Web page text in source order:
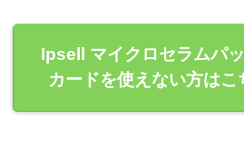
Ipsell マイクロセラムパ
カードを使えない方はこ